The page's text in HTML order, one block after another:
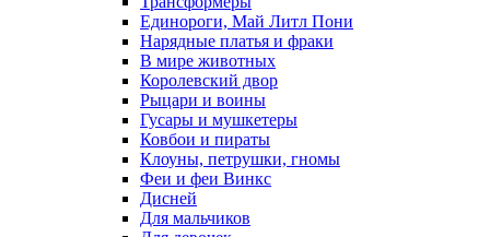
Единороги, Май Литл Пони
Нарядные платья и фраки
В мире животных
Королевский двор
Рыцари и воины
Гусары и мушкетеры
Ковбои и пираты
Клоуны, петрушки, гномы
Феи и феи Винкс
Дисней
Для мальчиков